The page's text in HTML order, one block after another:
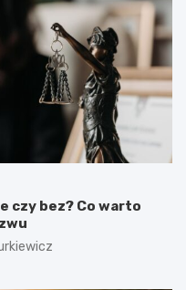
czy bez? Co warto